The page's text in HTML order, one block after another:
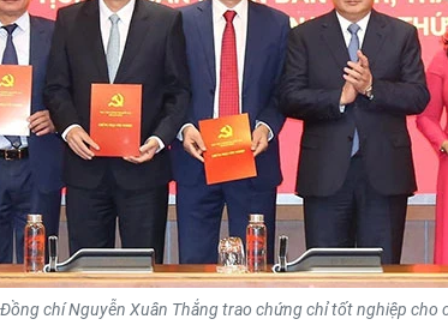
Đồng chí Nguyễn Xuân Thắng trao chứng chỉ tốt nghiệp cho